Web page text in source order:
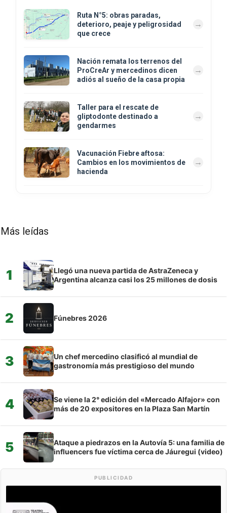
Ruta N°5: obras paradas,
deterioro, peaje y peligrosidad
que crece
Nación remata los terrenos del
ProCreAr y mercedinos dicen
adiós al sueño de la casa propia
Taller para el rescate de
gliptodonte destinado a
gendarmes
Vacunación Fiebre aftosa:
Cambios en los movimientos de
hacienda
Más leídas
1
Llegó una nueva partida de AstraZeneca y
Argentina alcanza casi los 25 millones de dosis
2 Fúnebres 2026
3
Un chef mercedino clasificó al mundial de
gastronomía más prestigioso del mundo
4
Se viene la 2° edición del «Mercado Alfajor» con
más de 20 expositores en la Plaza San Martín
5
Ataque a piedrazos en la Autovía 5: una familia de
influencers fue víctima cerca de Jáuregui (video)
PUBLICIDAD